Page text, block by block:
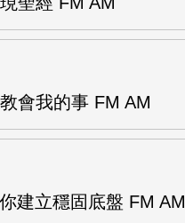
會我的事 FM AM
建立穩固底盤 FM AM